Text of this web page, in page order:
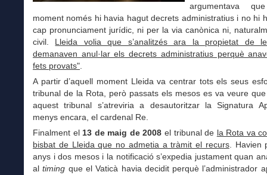
argumentava
moment només hi havia hagut decrets administratius i no hi
cap pronunciament jurídic, ni per la via canònica ni,
civil. Lleida volia que s’analitzés ara la propietat de
demanaven anul·lar els decrets administratius perquè
fets provats"
A partir d’aquell moment Lleida va centrar tots els seus
tribunal de la Rota, però passats els mesos es va veure
aquest tribunal s’atreviria a desautoritzar la Signatura
menys encara, el cardenal Re.
Finalment el13 de maig de 2008 el tribunal de la Rota va
bisbat de Lleida que no admetia a tràmit el recurs. Havien
anys i dos mesos i la notificació s’expedia justament quan
altiming que el Vaticà havia decidit perquè l’administrador